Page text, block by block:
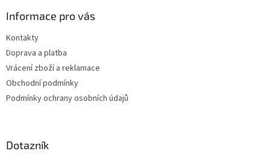
Informace pro vás
Kontakty
Doprava a platba
Vrácení zboží a reklamace
Obchodní podmínky
Podmínky ochrany osobních údajů
Dotazník